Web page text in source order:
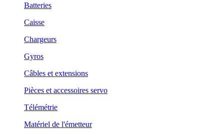
Batteries
Caisse
Chargeurs
Gyros
Câbles et extensions
Pièces et accessoires servo
Télémétrie
Matériel de l'émetteur